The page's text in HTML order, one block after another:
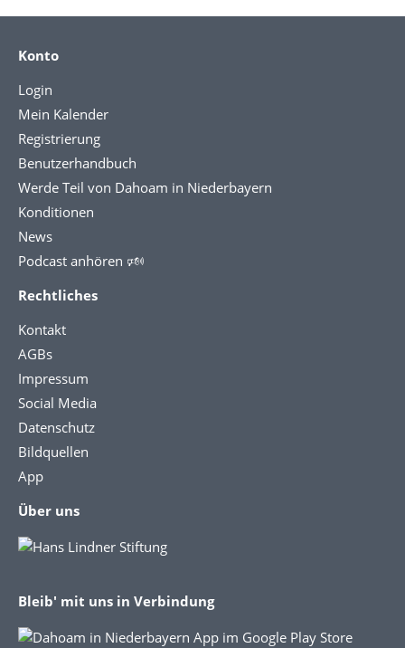
Konto
Login
Mein Kalender
Registrierung
Benutzerhandbuch
Werde Teil von Dahoam in Niederbayern
Konditionen
News
Podcast anhören 🕬
Rechtliches
Kontakt
AGBs
Impressum
Social Media
Datenschutz
Bildquellen
App
Über uns
Bleib' mit uns in Verbindung